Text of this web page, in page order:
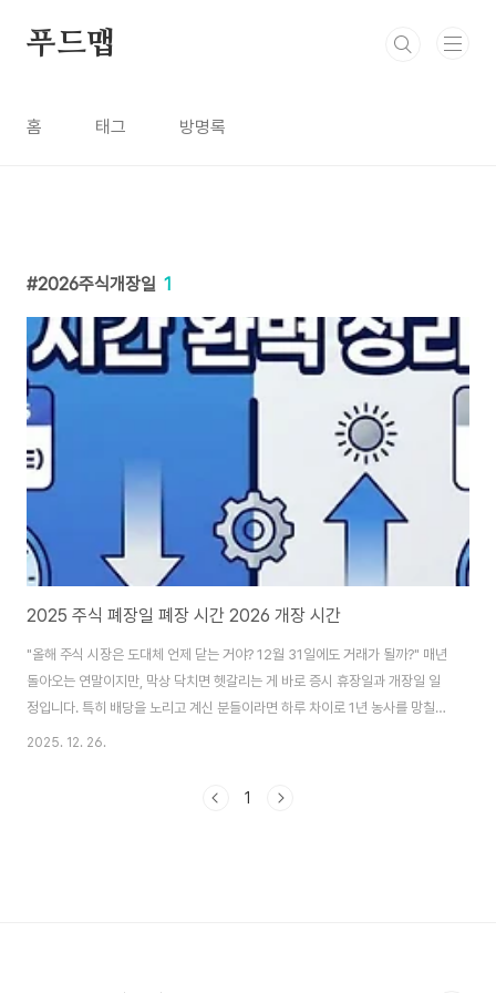
푸드맵
홈 태그 방명록
2026주식개장일 1
2025 주식 폐장일 폐장 시간 2026 개장 시간
"올해 주식 시장은 도대체 언제 닫는 거야? 12월 31일에도 거래가 될까?" 매년
돌아오는 연말이지만, 막상 닥치면 헷갈리는 게 바로 증시 휴장일과 개장일 일
정입니다. 특히 배당을 노리고 계신 분들이라면 하루 차이로 1년 농사를 망칠
수도 있기 때문에 날짜 체크는 선택이 아닌 필수죠. 남들 다 쉬는 날 혼자 매수
할 수 있도록 2025년 증시 폐장일과 2026년 개장일, 그리고 배당 막차 타는
2025. 12. 26.
1